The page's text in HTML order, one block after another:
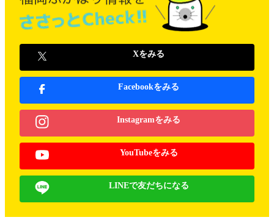
Xをみる
Facebookをみる
Instagramをみる
YouTubeをみる
LINEで友だちになる